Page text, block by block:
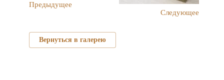
Предыдущее
Следующее
Вернуться в галерею